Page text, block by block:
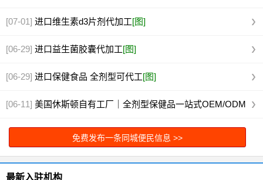
[07-01] 进口维生素d3片剂代加工[图]
[06-29] 进口益生菌胶囊代加工[图]
[06-29] 进口保健食品 全剂型可代工[图]
[06-11] 美国休斯顿自有工厂｜全剂型保健品一站式OEM/ODM
代工[图]
免费发布一条同城便民信息 >>
最新入驻机构